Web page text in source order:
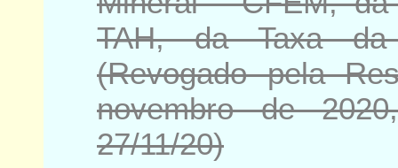
TAH, da Taxa
(Revogado pela
novembro de 2020
27/11/20)